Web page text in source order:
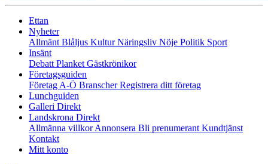
Ettan
Nyheter
Allmänt Blåljus KulturNäringsliv Nöje Politik Sport
Insänt
Debatt Planket Gästkrönikor
Företagsguiden
Företag A-Ö BranscherRegistrera ditt företag
Lunchguiden
Galleri Direkt
Landskrona Direkt
Allmänna villkorAnnonsera Bli prenumerant Kundtjänst
Kontakt
Mitt konto